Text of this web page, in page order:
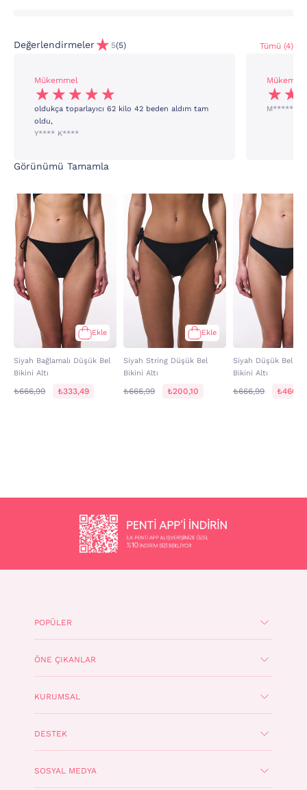
Değerlendirmeler 5(5) Tümü (4)
Mükemmel
oldukça toparlayıcı 62 kilo 42 beden aldım tam
oldu,
Y**** K****
M*****
Görünümü Tamamla
Ekle
Siyah Bağlamalı Düşük Bel
Bikini Altı
₺666,99 ₺333,49
Ekle
Siyah String Düşük Bel
Bikini Altı
₺666,99 ₺200,10
Siyah Düşük Bel
Bikini Altı
₺666,99
POPÜLER
ÖNE ÇIKANLAR
KURUMSAL
DESTEK
SOSYAL MEDYA